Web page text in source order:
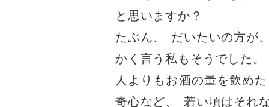
と思いますか？
たぶん、 だいたいの方が、
かく言う私もそうでした 。
人よりもお酒の量を飲め
奇心など、 若い頃はそれ